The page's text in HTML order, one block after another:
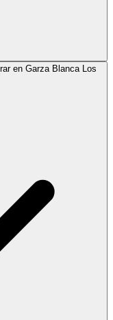
en Garza Blanca Los